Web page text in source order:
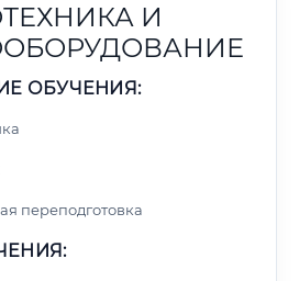
И
ОБУЧЕНИЯ:
переподготовка